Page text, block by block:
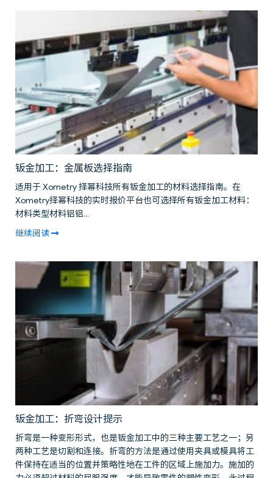
钣金加工：金属板选择指南
适用于 Xometry 择幂科技所有钣金加工的材料选择指南。在
Xometry择幂科技的实时报价平台也可选择所有钣金加工材料：
材料类型材料铝铝...
继续阅读
钣金加工：折弯设计提示
折弯是一种变形形式，也是钣金加工中的三种主要工艺之一；另
两种工艺是切割和连接。折弯的方法是通过使用夹具或模具将工
件保持在适当的位置并策略性地在工件的区域上施加力。施加的